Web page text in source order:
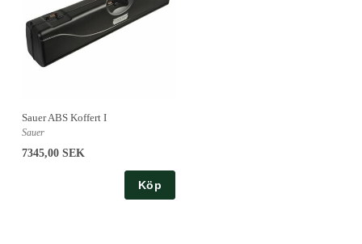
Sauer ABS Koffert I
Sauer
7345,00 SEK
Köp